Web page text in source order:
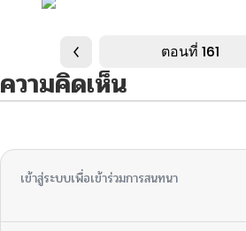
ตอนที่ 161
ความคิดเห็น
เข้าสู่ระบบเพื่อเข้าร่วมการสนทนา